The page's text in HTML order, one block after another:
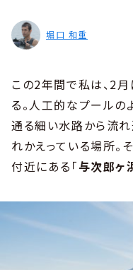
堀口 和重
この2年間で私は、2
る。人工的なプールの
通る細い水路から流
れかえっている場所
付近にある「与次郎ヶ